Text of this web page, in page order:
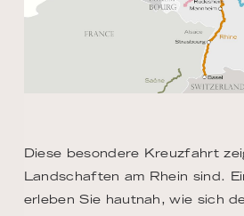
Diese besondere Kreuzfahrt
Landschaften am Rhein sind.
erleben Sie hautnah, wie sich